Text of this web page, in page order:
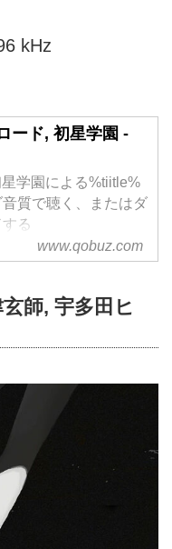
kHz
ード, 初星学園 -
学園による%tiitle%
質で聴く、またはダ
る
プションは¥1,280/月
www.qobuz.com
師, 宇多田ヒ